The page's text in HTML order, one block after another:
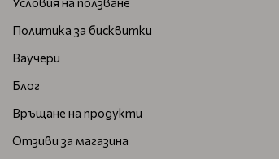
Политика за бисквитки
Ваучери
Блог
Връщане на продукти
Отзиви за магазина